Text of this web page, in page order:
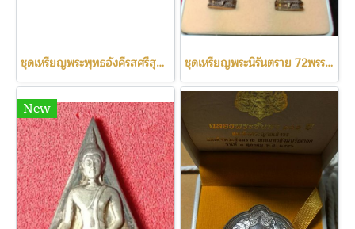
ชุดเหรียญพระพุทธอังคีรสศรีสุคตศากยบารมี วัดอินทรวิหาร ปี2532 ชุดเหรียญพระนิรันตราย 72พรรษา รัชกาลที่9 วัดบวรนิเวศ ปี42
New